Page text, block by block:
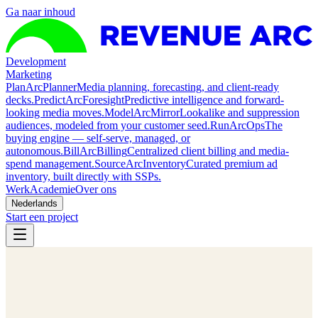
Ga naar inhoud
Development
Marketing
PlanArcPlannerMedia planning, forecasting, and client-ready
decks.PredictArcForesightPredictive intelligence and forward-
looking media moves.ModelArcMirrorLookalike and suppression
audiences, modeled from your customer seed.RunArcOpsThe
buying engine — self-serve, managed, or
autonomous.BillArcBillingCentralized client billing and media-
spend management.SourceArcInventoryCurated premium ad
inventory, built directly with SSPs.
WerkAcademieOver ons
Nederlands
Start een project